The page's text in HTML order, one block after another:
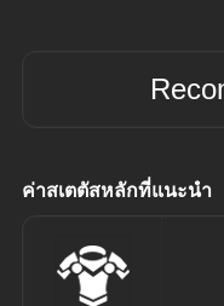
ค่าสเตตัสหลักที่แนะนำ